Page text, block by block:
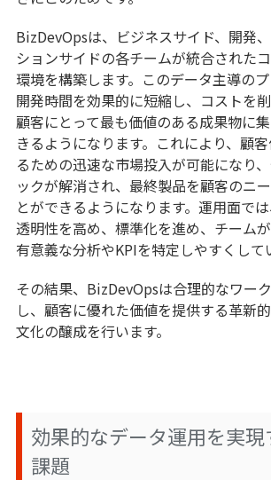
BizDevOpsは、ビジネスサイド、開発
ションサイドの各チームが統合された
環境を構築します。このデータ主導のプ
開発時間を効果的に短縮し、コストを
顧客にとって最も価値のある成果物に
きるようになります。これにより、顧
るための迅速な市場投入が可能になり
ックが解消され、最終製品を顧客のニ
とができるようになります。運用面で
透明性を高め、標準化を進め、チーム
有意義な分析やKPIを特定しやすくして
その結果、BizDevOpsは合理的なワー
し、顧客に優れた価値を提供する革新
文化の醸成を行います。
効果的なデータ運用を実
課題